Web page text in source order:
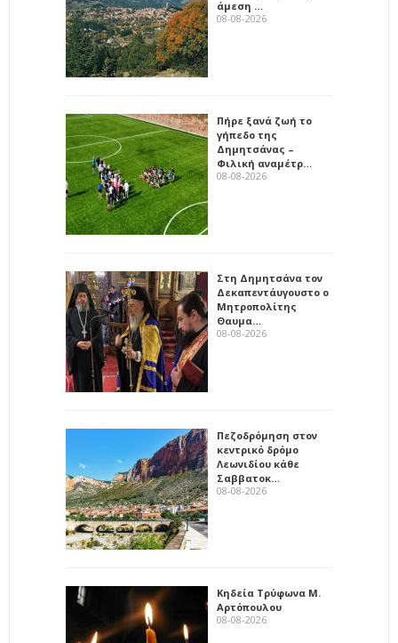
άμεση …
08-08-2026
Πήρε ξανά ζωή το
γήπεδο της
Δημητσάνας –
Φιλική αναμέτρ…
08-08-2026
Στη Δημητσάνα τον
Δεκαπεντάυγουστο ο
Μητροπολίτης
Θαυμα…
08-08-2026
Πεζοδρόμηση στον
κεντρικό δρόμο
Λεωνιδίου κάθε
Σαββατοκ…
08-08-2026
Κηδεία Τρύφωνα Μ.
Αρτόπουλου
08-08-2026